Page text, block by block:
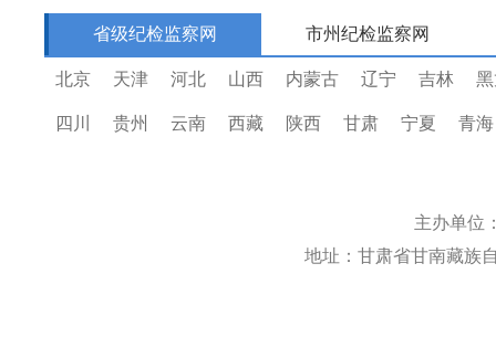
省级纪检监察网 市州纪检监察网
北京 天津 河北 山西 内蒙古 辽宁 吉林
四川 贵州 云南 西藏 陕西 甘肃 宁夏 青海
主办单位
地址：甘肃省甘南藏族